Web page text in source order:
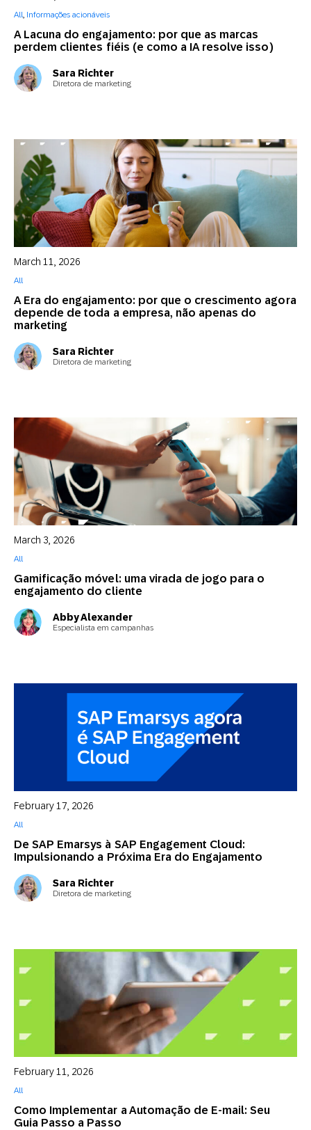
A Lacuna do engajamento: por que as marcas
perdem clientes fiéis (e como a IA resolve isso)
All, Informações acionáveis
Sara Richter
Diretora de marketing
A Era do engajamento: por que o crescimento agora
depende de toda a empresa, não apenas do
marketing
March 11, 2026
All
Sara Richter
Diretora de marketing
Gamificação móvel: uma virada de jogo para o
engajamento do cliente
March 3, 2026
All
Abby Alexander
Especialista em campanhas
De SAP Emarsys à SAP Engagement Cloud:
Impulsionando a Próxima Era do Engajamento
February 17, 2026
All
Sara Richter
Diretora de marketing
Como Implementar a Automação de E-mail: Seu
Guia Passo a Passo
February 11, 2026
All